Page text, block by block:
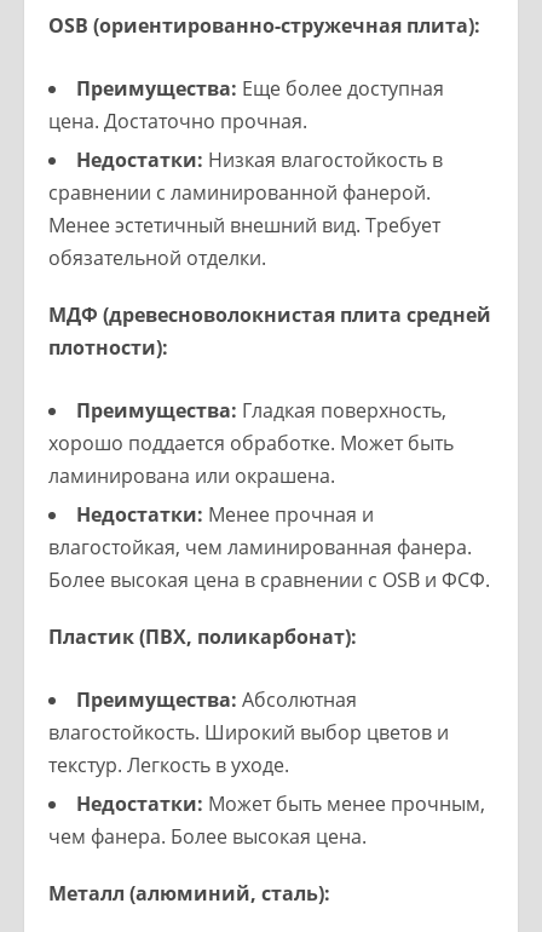
OSB (ориентированно-стружечная плита):
Преимущества: Еще более доступная
цена. Достаточно прочная.
Недостатки: Низкая влагостойкость в
сравнении с ламинированной фанерой.
Менее эстетичный внешний вид. Требует
обязательной отделки.
МДФ (древесноволокнистая плита средней
плотности):
Преимущества: Гладкая поверхность,
хорошо поддается обработке. Может быть
ламинирована или окрашена.
Недостатки: Менее прочная и
влагостойкая, чем ламинированная фанера.
Более высокая цена в сравнении с OSB и ФСФ.
Пластик (ПВХ, поликарбонат):
Преимущества: Абсолютная
влагостойкость. Широкий выбор цветов и
текстур. Легкость в уходе.
Недостатки: Может быть менее прочным,
чем фанера. Более высокая цена.
Металл (алюминий, сталь):